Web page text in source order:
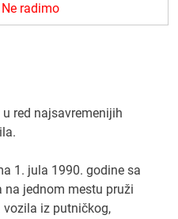
u red najsavremenijih
1. jula 1990. godine sa
jednom mestu pruži
iz putničkog,
Ne radimo